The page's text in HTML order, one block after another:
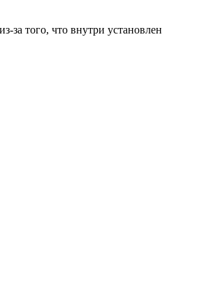
за того, что внутри установлен